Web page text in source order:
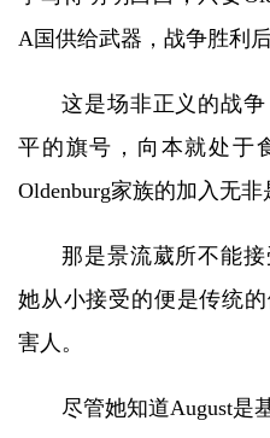
A国供给武器，战争胜利
这是场非正义的战
平的旗号，向本就处于
Oldenburg家族的加入无非
那是景流葳所不能
她从小接受的便是传统
害人。
尽管她知道August是